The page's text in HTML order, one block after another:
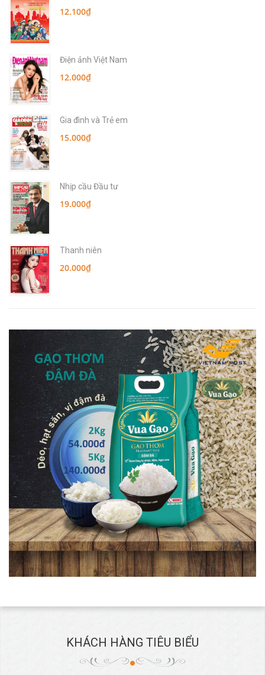
12.100₫
Điện ảnh Việt Nam
12.000₫
Gia đình và Trẻ em
15.000₫
Nhịp cầu Đầu tư
19.000₫
Thanh niên
20.000₫
KHÁCH HÀNG TIÊU BIỂU